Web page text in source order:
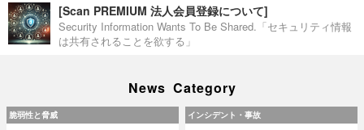
[Scan PREMIUM 法人会員登録について]
Security Information Wants To Be Shared.「セキュリティ情報
は共有されることを欲する」
News Category
脆弱性と脅威 インシデント・事故